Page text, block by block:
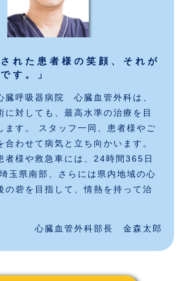
された患者様の笑顔、それが
す。」
臓呼吸器病院 心臓血管外科は、
に対しても、最高水準の治療を目
ます。 スタッフ一同、患者様やご
合わせて病気と立ち向かいます。
者様や救急車には、24時間365日
玉県南部、さらには県内地域の心
の砦を目指して、情熱を持って治
心臓血管外科部長 金森太郎